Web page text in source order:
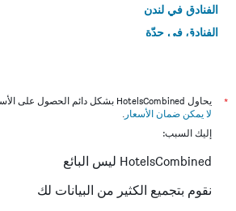
الفنادق في لندن
الفنادق في جدّة
*
يحاول HotelsCombined بشكل دائم الحصول على الأسعار الدقيقة، ولكن
لا يمكن ضمان الأسعار .
إليك السبب:
HotelsCombined ليس البائع
نقوم بتجميع الكثير من البيانات لك